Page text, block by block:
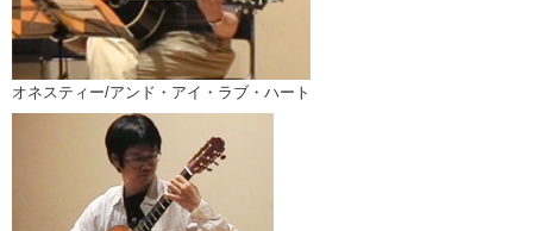
オネスティー/アンド・アイ・ラブ・ハート